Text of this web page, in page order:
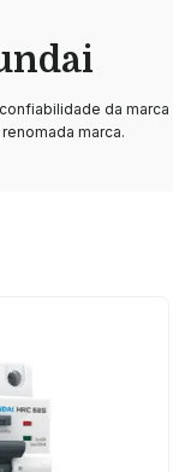
da marca
marca.